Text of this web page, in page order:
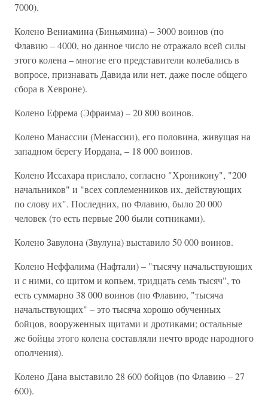
7000).
Колено Вениамина (Биньямина) – 3000 воинов (по
Флавию – 4000, но данное число не отражало всей силы
этого колена – многие его представители колебались в
вопросе, признавать Давида или нет, даже после общего
сбора в Хевроне).
Колено Ефрема (Эфраима) – 20 800 воинов.
Колено Манассии (Менассии), его половина, живущая на
западном берегу Иордана, – 18 000 воинов.
Колено Иссахара прислало, согласно "Хроникону", "200
начальников" и "всех соплеменников их, действующих
по слову их". Последних, по Флавию, было 20 000
человек (то есть первые 200 были сотниками).
Колено Завулона (Звулуна) выставило 50 000 воинов.
Колено Неффалима (Нафтали) – "тысячу начальствующих
и с ними, со щитом и копьем, тридцать семь тысяч", то
есть суммарно 38 000 воинов (по Флавию, "тысяча
начальствующих" – это тысяча хорошо обученных
бойцов, вооруженных щитами и дротиками; остальные
же бойцы этого колена составляли нечто вроде народного
ополчения).
Колено Дана выставило 28 600 бойцов (по Флавию – 27
600).